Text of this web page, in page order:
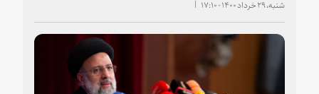
شنبه، ۲۹ خرداد ۱۴۰۰ - ۱۷:۱۰